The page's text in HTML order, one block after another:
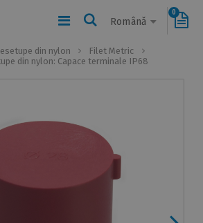
Română
0
din nylon
Filet Metric
din nylon: Capace terminale IP68